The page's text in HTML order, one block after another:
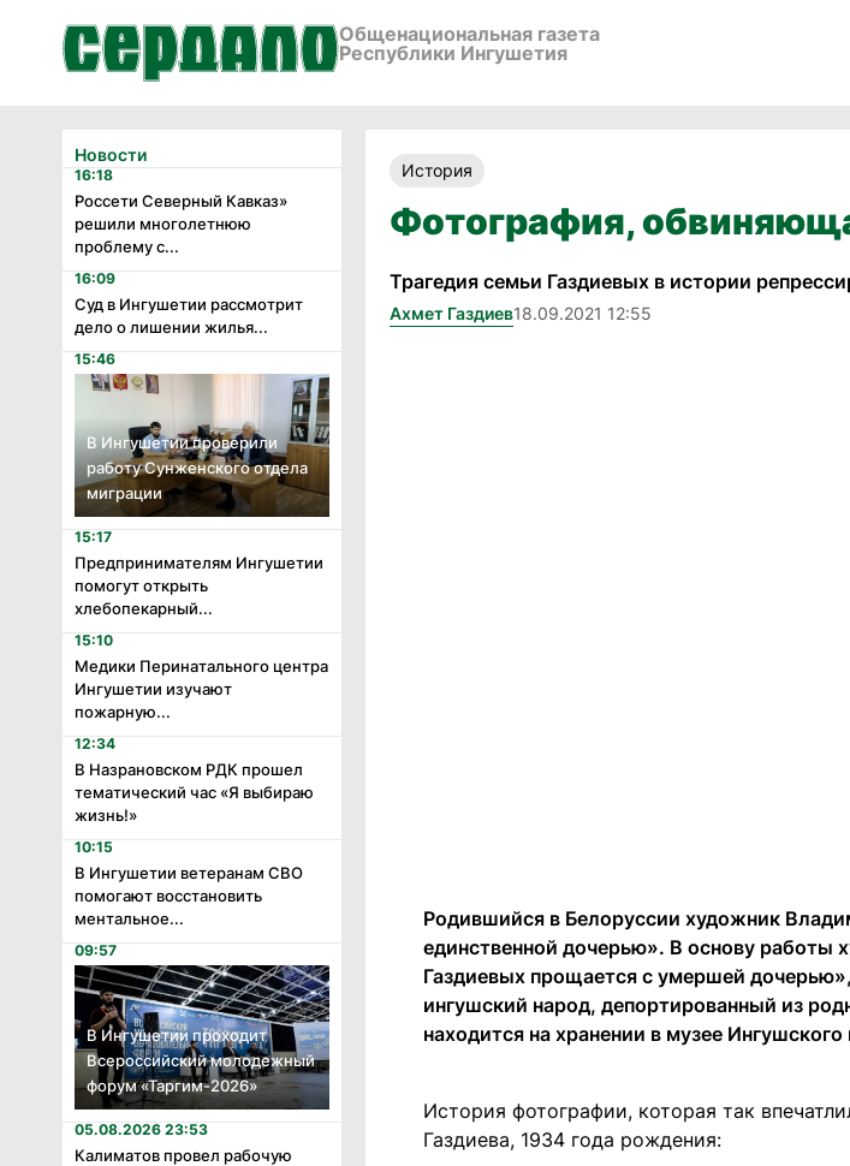
Общенациональная газета
Республики Ингушетия
Новости
16:18
Россети Северный Кавказ»
решили многолетнюю
проблему с...
16:09
Суд в Ингушетии рассмотрит
дело о лишении жилья...
15:46
В Ингушетии проверили
работу Сунженского отдела
миграции
15:17
Предпринимателям Ингушетии
помогут открыть
хлебопекарный...
15:10
Медики Перинатального центра
Ингушетии изучают
пожарную...
12:34
В Назрановском РДК прошел
тематический час «Я выбираю
жизнь!»
10:15
В Ингушетии ветеранам СВО
помогают восстановить
ментальное...
09:57
В Ингушетии проходит
Всероссийский молодежный
форум «Таргим-2026»
05.08.2026 23:53
Калиматов провел рабочую
История
Фотография,
Трагедия семьи Газдиевых в истории
Ахмет Газдиев18.09.2021 12:55
Родившийся в Белоруссии художник
единственной дочерью». В основу работы
Газдиевых прощается с умершей дочерью»,
ингушский народ, депортированный из
находится на хранении в музее
История фотографии, которая так
Газдиева, 1934 года рождения: